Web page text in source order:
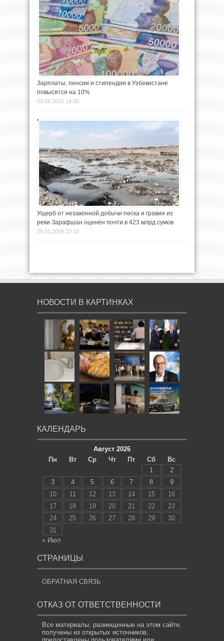
Зарплаты, пенсии и стипендии в Узбекистане
повысятся на 10%
03.06.2025 19:00
Ущерб от незаконной добычи песка и гравия из
реки Зарафшан оценён почти в 423 млрд сумов
29.01.2026 23:10
НОВОСТИ В КАРТИНКАХ
КАЛЕНДАРЬ
Август 2026
Пн
Вт Ср Чт Пт Сб
Вс
1
2
3
4 5 6 7 8
9
10
11 12 13 14 15
16
17
18 19 20 21 22
23
24
25 26 27 28 29
30
31
« Июл
СТРАНИЦЫ
ОБРАТНАЯ СВЯЗЬ
ОТКАЗ ОТ ОТВЕТСТВЕННОСТИ
Все материалы, размещенные на этом сайте,
получены из открытых источников,
предоставлены пользователями или